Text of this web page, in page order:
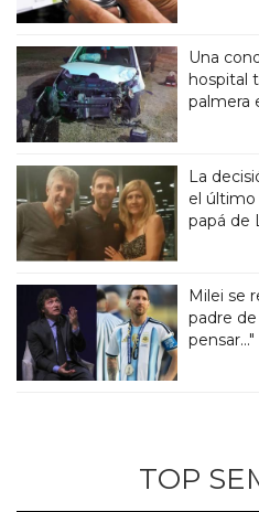
Una
hospital
palmera
La
el último
papá de
Milei se
padre
pensar..."
TOP